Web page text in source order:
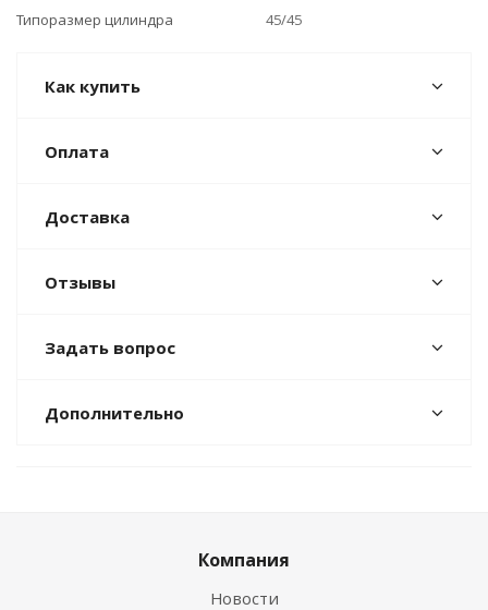
Типоразмер цилиндра
45/45
Как купить
Оплата
Доставка
Отзывы
Задать вопрос
Дополнительно
Компания
Новости